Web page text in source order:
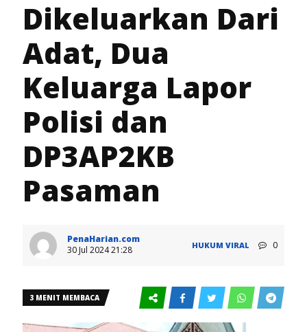
Dikeluarkan Dari
Adat, Dua
Keluarga Lapor
Polisi dan
DP3AP2KB
Pasaman
PenaHarian.com
30 Jul 2024 21:28
HUKUM VIRAL 0
3 MENIT MEMBACA